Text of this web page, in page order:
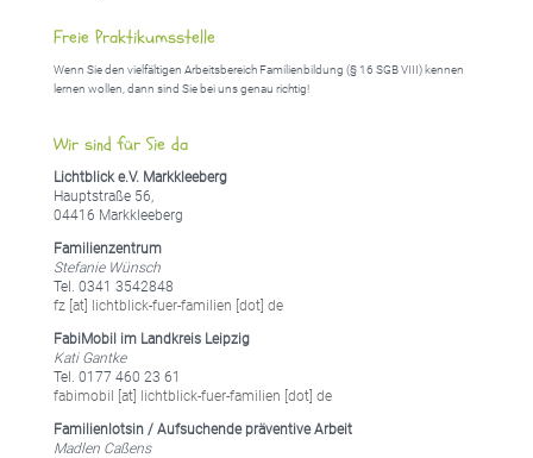
Freie Praktikumsstelle
Wenn Sie den vielfältigen Arbeitsbereich Familienbildung (§ 16 SGB VIII) kennen
lernen wollen, dann sind Sie bei uns genau richtig!
Wir sind für Sie da
Lichtblick e.V. Markkleeberg
Hauptstraße 56,
04416 Markkleeberg
Familienzentrum
Stefanie Wünsch
Tel. 0341 3542848
fz [at] lichtblick-fuer-familien [dot] de
FabiMobil im Landkreis Leipzig
Kati Gantke
Tel. 0177 460 23 61
fabimobil [at] lichtblick-fuer-familien [dot] de
Familienlotsin / Aufsuchende präventive Arbeit
Madlen Caßens